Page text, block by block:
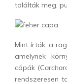
találták meg,
Mint írták, a
amelynek
cápák (
rendszeresen